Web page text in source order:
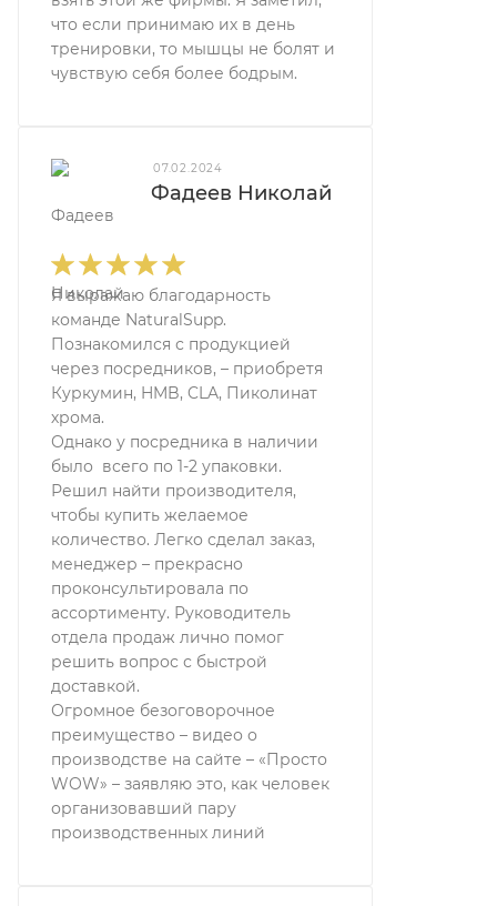
что если принимаю их в день
тренировки, то мышцы не болят и
чувствую себя более бодрым.
07.02.2024
Фадеев Николай
Я выражаю благодарность
команде NaturalSupp.
Познакомился с продукцией
через посредников, – приобретя
Куркумин, HMB, CLA, Пиколинат
хрома.
Однако у посредника в наличии
было всего по 1-2 упаковки.
Решил найти производителя,
чтобы купить желаемое
количество. Легко сделал заказ,
менеджер – прекрасно
проконсультировала по
ассортименту. Руководитель
отдела продаж лично помог
решить вопрос с быстрой
доставкой.
Огромное безоговорочное
преимущество – видео о
производстве на сайте – «Просто
WOW» – заявляю это, как человек
организовавший пару
производственных линий